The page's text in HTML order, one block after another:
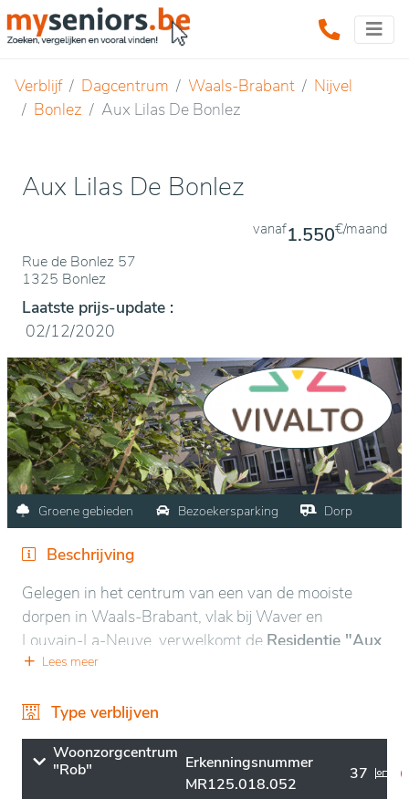
Verblijf Dagcentrum Waals-Brabant
Nijvel
Bonlez
Aux Lilas De Bonlez
Aux Lilas De Bonlez
Rue de Bonlez 57
1325 Bonlez
vanaf1.550€/maand
Laatste prijs-update :
02/12/2020
Groene gebieden Bezoekersparking Dorp
Beschrijving
Gelegen in het centrum van een van de mooiste
dorpen in Waals-Brabant, vlak bij Waver en
Louvain-La-Neuve, verwelkomt de Residentie "Aux
Lilas de Bonlez"
sfeer maken onze instelling aantrekkelijk en ze geniet
dan ook al vele jaren een goede reputatie.
De kamers zijn gemeubeld en kunnen worden
Lees meer
Type verblijven
Woonzorgcentrum
"Rob"
Erkenningsnummer
MR125.018.052
37